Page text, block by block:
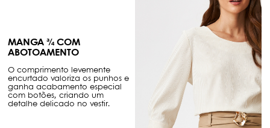
MANGA ¾ COM
ABOTOAMENTO
O comprimento levemente
encurtado valoriza os punhos e
ganha acabamento especial
com botões, criando um
detalhe delicado no vestir.